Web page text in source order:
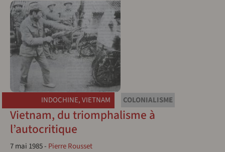
INDOCHINE,VIETNAM COLONIALISME
Vietnam, du triomphalisme à
l’autocritique
7 mai 1985- Pierre Rousset